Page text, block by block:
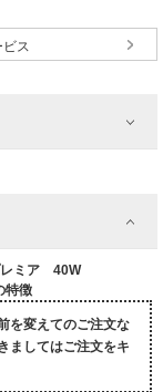
ス
レミア 40W
特徴
を変えてのご注文な
ましてはご注文をキ